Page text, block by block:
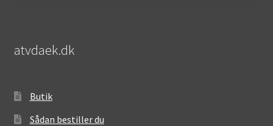
atvdaek.dk
Butik
Sådan bestiller du